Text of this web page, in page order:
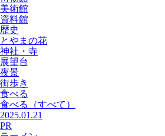
美術館
資料館
歴史
とやまの花
神社・寺
展望台
夜景
街歩き
食べる
食べる
（すべて）
2025.01.21
PR